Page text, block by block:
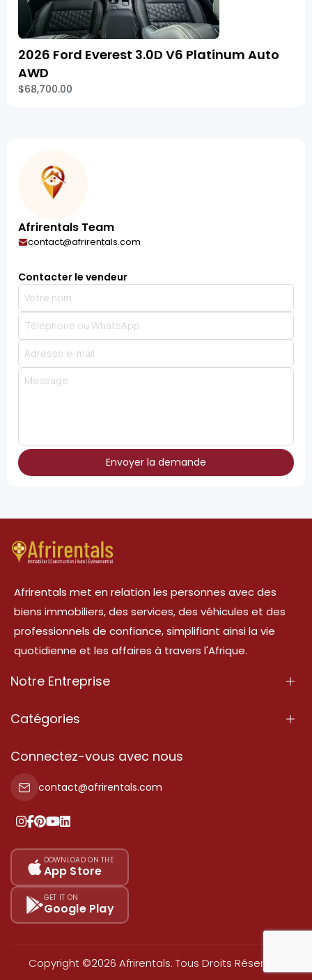
2026 Ford Everest 3.0D V6 Platinum Auto
AWD
$68,700.00
Afrirentals Team
contact@afrirentals.com
Contacter le vendeur
Envoyer la demande
Afrirentals met en relation les personnes avec des
biens immobiliers, des services, des véhicules et des
professionnels de confiance, simplifiant ainsi la vie
quotidienne et les affaires à travers l'Afrique.
Notre Entreprise
À Propos
Conditions d'Utilisation
Politique de Confidentialité
Nos tarifs
Plan du site
Catégories
Propriété
Propriété à vendre
Propriété à louer
Ajoutez votre témoignage
Connectez-vous avec nous
contact@afrirentals.com
DOWNLOAD ON THE
App Store
GET IT ON
Google Play
Copyright ©2026 Afrirentals. Tous Droits Réservés.